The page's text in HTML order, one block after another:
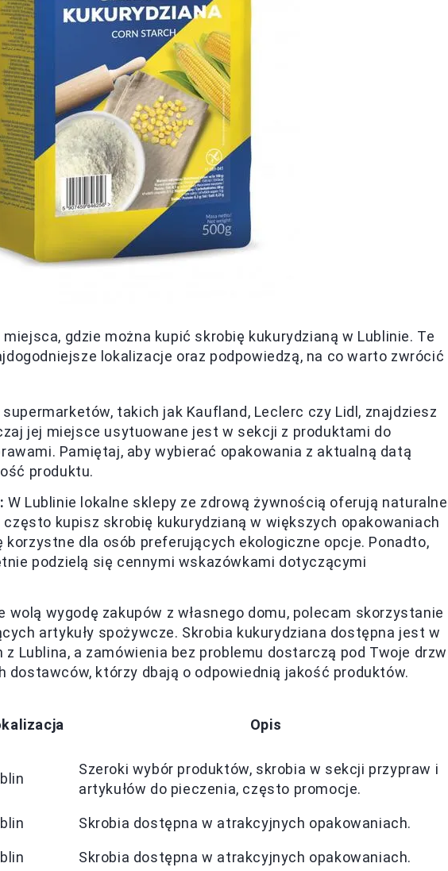
gdzie można kupić skrobię kukurydzianą w Lublinie. Te
lokalizacje oraz podpowiedzą, na co warto zwrócić
takich jak Kaufland, Leclerc czy Lidl, znajdziesz
jej miejsce usytuowane jest w sekcji z produktami do
Pamiętaj, aby wybierać opakowania z aktualną datą
produktu.
W Lublinie lokalne sklepy ze zdrową żywnością oferują naturalne
kupisz skrobię kukurydzianą w większych opakowaniach
dla osób preferujących ekologiczne opcje. Ponadto,
podzielą się cennymi wskazówkami dotyczącymi
wolą wygodę zakupów z własnego domu, polecam skorzystanie
artykuły spożywcze. Skrobia kukurydziana dostępna jest w
Lublina, a zamówienia bez problemu dostarczą pod Twoje
dostawców, którzy dbają o odpowiednią jakość produktów.
Opis
Szeroki wybór produktów, skrobia w sekcji przypraw i
artykułów do pieczenia, często promocje.
Skrobia dostępna w atrakcyjnych opakowaniach.
Skrobia dostępna w atrakcyjnych opakowaniach.